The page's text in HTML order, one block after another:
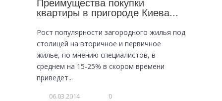
Преимущества покупки
квартиры в пригороде Киева...
Рост популярности загородного жилья под
столицей на вторичное и первичное
жилье, по мнению специалистов, в
среднем на 15-25% в скором времени
приведет...
06.03.2014 0